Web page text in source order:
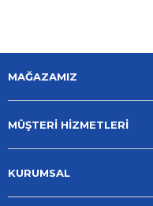
MAĞAZAMIZ
MÜŞTERİ HİZMETLERİ
KURUMSAL